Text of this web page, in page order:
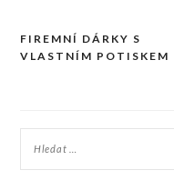
Navigace
FIREMNÍ DÁRKY S
VLASTNÍM POTISKEM